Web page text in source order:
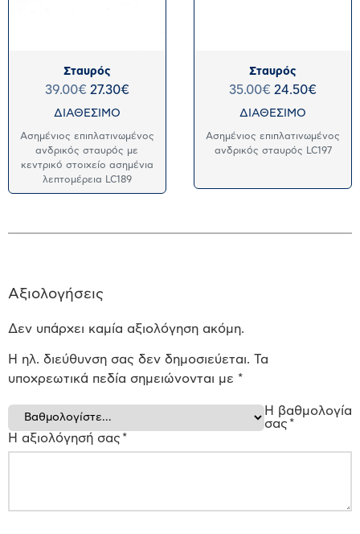
Σταυρός
39.00€ 27.30€
ΔΙΑΘΕΣΙΜΟ
Ασημένιος επιπλατινωμένος
ανδρικός σταυρός με
κεντρικό στοιχείο ασημένια
λεπτομέρεια LC189
Σταυρός
35.00€ 24.50€
ΔΙΑΘΕΣΙΜΟ
Ασημένιος επιπλατινωμένος
ανδρικός σταυρός LC197
Αξιολογήσεις
Δεν υπάρχει καμία αξιολόγηση ακόμη.
Η ηλ. διεύθυνση σας δεν δημοσιεύεται. Τα
υποχρεωτικά πεδία σημειώνονται με *
Η βαθμολογία
σας *
Η αξιολόγησή σας *